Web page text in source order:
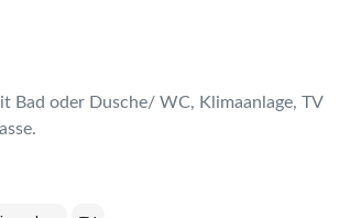
Bad oder Dusche/ WC, Klimaanlage, TV